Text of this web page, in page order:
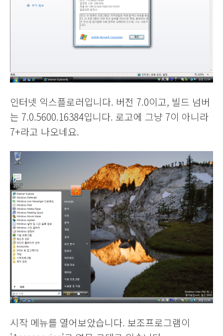
인터넷 익스플로러입니다. 버전 7.0이고, 빌드 넘버
는 7.0.5600.16384입니다. 로고에 그냥 7이 아니라
7+라고 나오네요.
시작 메뉴를 열어보았습니다. 보조프로그램이